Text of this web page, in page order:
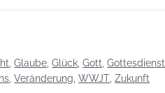
,Glaube ,Glück ,Gott ,Gottesdienst
,Veränderung ,WWJT ,Zukunft